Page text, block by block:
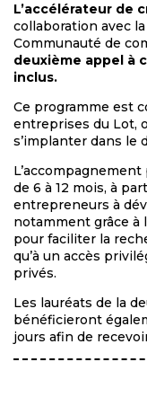
L’accélérateur de
collaboration avec
Communauté de
deuxième appel à
inclus.
Ce programme est
entreprises du Lot,
s’implanter dans le
de 6 à 12 mois, à
entrepreneurs à
notamment grâce à
pour faciliter la
qu’à un accès
privés.
Les lauréats de la
bénéficieront
jours afin de